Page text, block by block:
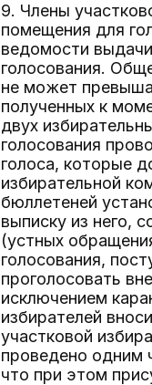
9. Члены
помещения для
ведомости
голосования.
не может
полученных к
двух
голосования
голоса, которые
избирательной
бюллетеней
выписку из него,
(устных
голосования,
проголосовать
исключением
избирателей
участковой
проведено одним
что при этом